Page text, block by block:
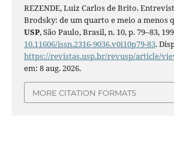
REZENDE, Luiz Carlos de Brito.
Brodsky: de um quarto e meio a menos
USP, São Paulo, Brasil, n. 10, p. 79–83,
10.11606/issn.2316-9036.v0i10p79-83.
https://revistas.usp.br/revusp/article/
em: 8 aug. 2026.
MORE CITATION FORMATS